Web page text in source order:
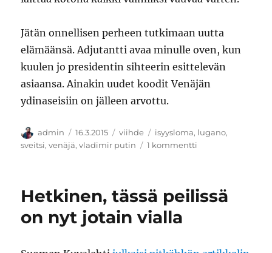
Jätän onnellisen perheen tutkimaan uutta
elämäänsä. Adjutantti avaa minulle oven, kun
kuulen jo presidentin sihteerin esittelevän
asiaansa. Ainakin uudet koodit Venäjän
ydinaseisiin on jälleen arvottu.
Kirjoittaja
admin Julkaistu
16.3.2015 Kategoriat
viihde Avainsanat
isyysloma, lugano,
sveitsi,venäjä,vladimir putin 1 kommentti
Hetkinen, tässä peilissä
on nyt jotain vialla